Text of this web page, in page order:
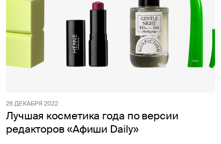
26 ДЕКАБРЯ 2022
Лучшая косметика года по версии
редакторов «Афиши Daily»